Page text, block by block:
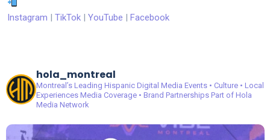
Instagram | TikTok | YouTube | Facebook
hola_montreal
Montreal’s Leading Hispanic Digital Media Events • Culture • Local
ExperiencesMedia Coverage • Brand PartnershipsPart of Hola
Media Network